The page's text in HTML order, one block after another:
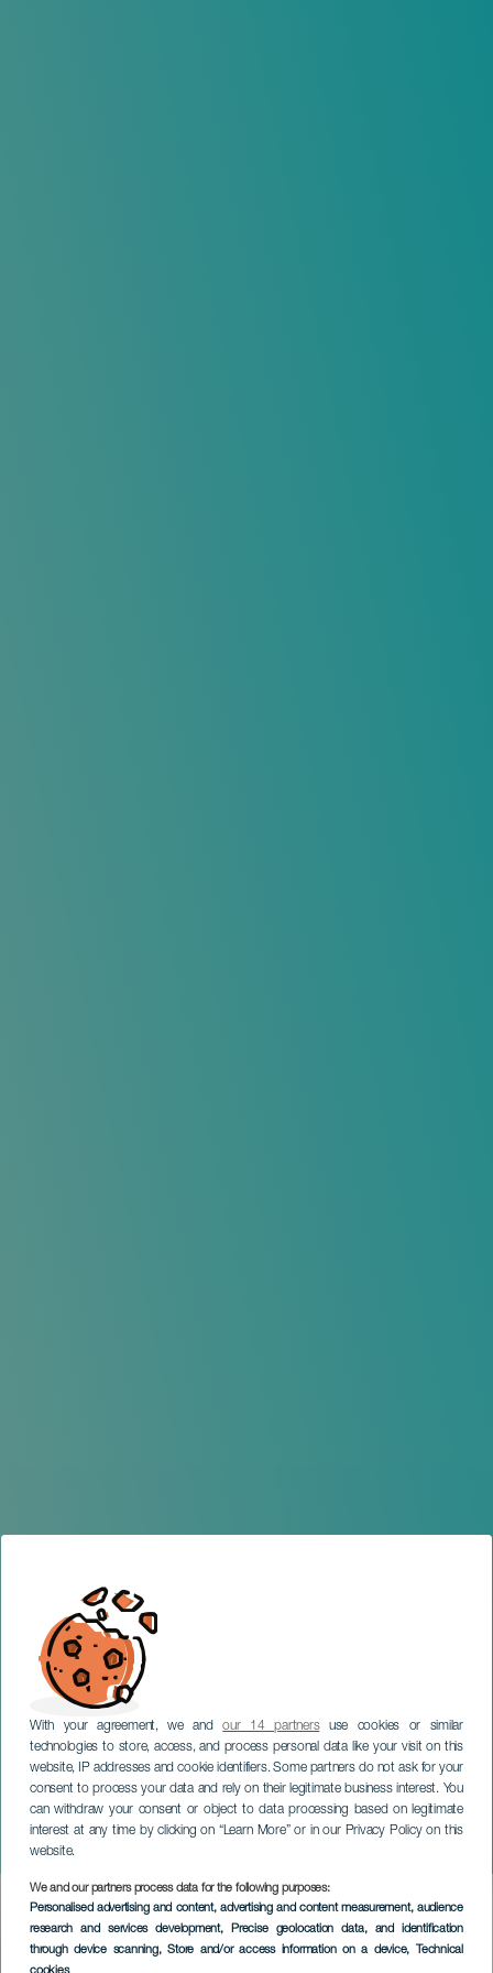
With your agreement, we andour 14 partnersuse cookies or similar
technologies to store, access, and process personal data like your visit on this
website, IP addresses and cookie identifiers. Some partners do not ask for your
consent to process your data and rely on their legitimate business interest. You
can withdraw your consent or object to data processing based on legitimate
interest at any time by clicking on “Learn More” or in our Privacy Policy on this
website.
We and our partners process data for the following purposes:
Personalised advertising and content, advertising and content measurement, audience
research and services development, Precise geolocation data, and identification
through device scanning, Store and/or access information on a device, Technical
Manuel Wirst en concierto
GRAN CANARIA
Imagen
Listado